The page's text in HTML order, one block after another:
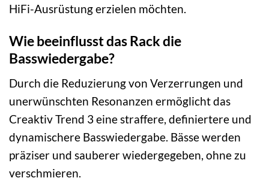
HiFi-Ausrüstung erzielen möchten.
Wie beeinflusst das Rack die
Basswiedergabe?
Durch die Reduzierung von Verzerrungen und
unerwünschten Resonanzen ermöglicht das
Creaktiv Trend 3 eine straffere, definiertere und
dynamischere Basswiedergabe. Bässe werden
präziser und sauberer wiedergegeben, ohne zu
verschmieren.